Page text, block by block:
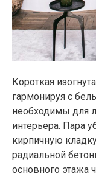
Короткая
гармонируя с
необходимы для
интерьера. Пара
кирпичную
радиальной
основного этажа